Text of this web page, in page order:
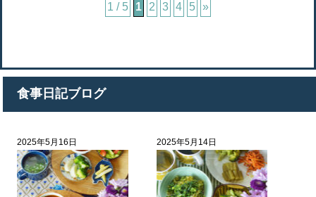
1 / 5 1 2 3 4 5 »
食事日記ブログ
2025年5月16日 2025年5月14日